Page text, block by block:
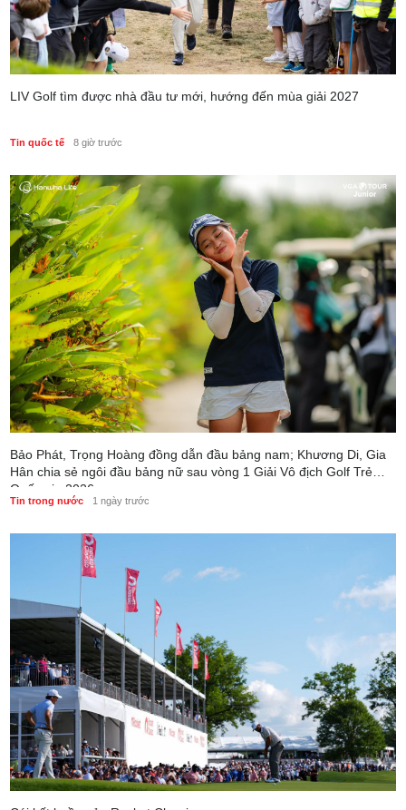
LIV Golf tìm được nhà đầu tư mới, hướng đến mùa giải 2027
Tin quốc tế 8 giờ trước
Bảo Phát, Trọng Hoàng đồng dẫn đầu bảng nam; Khương Di, Gia
Hân chia sẻ ngôi đầu bảng nữ sau vòng 1 Giải Vô địch Golf Trẻ
Quốc gia 2026
Tin trong nước 1 ngày trước